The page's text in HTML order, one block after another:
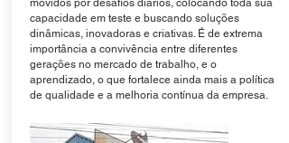
movidos por desafios diários, colocando toda sua
capacidade em teste e buscando soluções
dinâmicas, inovadoras e criativas. É de extrema
importância a convivência entre diferentes
gerações no mercado de trabalho, e o
aprendizado, o que fortalece ainda mais a política
de qualidade e a melhoria contínua da empresa.